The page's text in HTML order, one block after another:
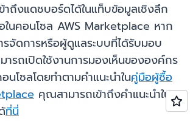
าถึงแดชบอร์ดได้ในแท็บข้อมูลเชิงลึก
ในคอนโซล AWS Marketplace หาก
ดการหรือผู้ดูแลระบบที่ได้รับมอบ
รถเปิดใช้งานการมองเห็นขององค์กร
นโซลโดยทำตามคำแนะนำในคู่มือผู้ซื้อ
คุณสามารถเข้าถึงคำแนะนำใน
ที่นี่